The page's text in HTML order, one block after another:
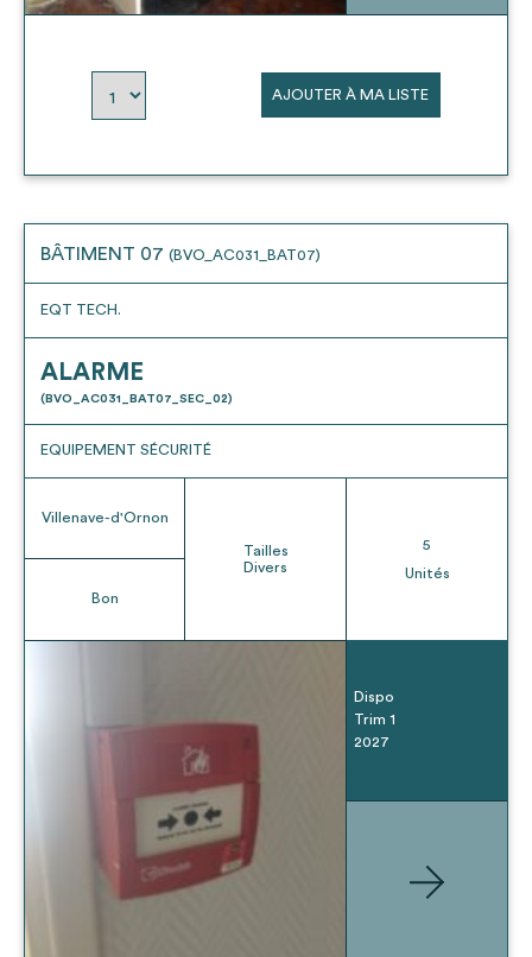
AJOUTER À MA LISTE
BÂTIMENT 07 (BVO_AC031_BAT07)
EQT TECH.
ALARME
(BVO_AC031_BAT07_SEC_02)
EQUIPEMENT SÉCURITÉ
Villenave-d'Ornon
Bon
Tailles
Divers
5
Unités
Dispo
Trim 1
2027